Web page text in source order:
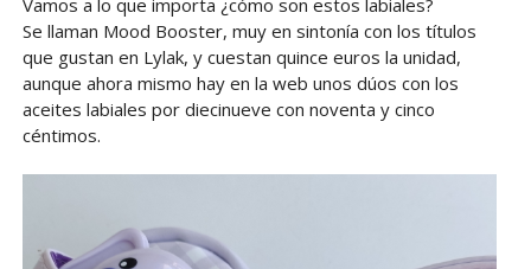
Vamos a lo que importa ¿cómo son estos labiales?
Se llaman Mood Booster, muy en sintonía con los títulos
que gustan en Lylak, y cuestan quince euros la unidad,
aunque ahora mismo hay en la web unos dúos con los
aceites labiales por diecinueve con noventa y cinco
céntimos.